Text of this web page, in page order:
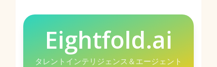
Eightfold.ai
タレントインテリジェンス＆エージェント